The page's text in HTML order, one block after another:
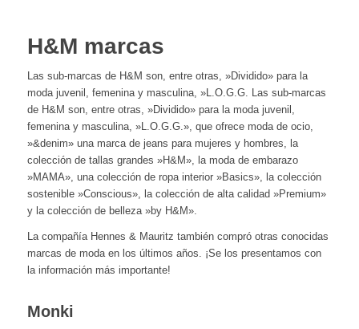
H&M marcas
Las sub-marcas de H&M son, entre otras, »Dividido» para la
moda juvenil, femenina y masculina, »L.O.G.G. Las sub-marcas
de H&M son, entre otras, »Dividido» para la moda juvenil,
femenina y masculina, »L.O.G.G.», que ofrece moda de ocio,
»&denim» una marca de jeans para mujeres y hombres, la
colección de tallas grandes »H&M», la moda de embarazo
»MAMA», una colección de ropa interior »Basics», la colección
sostenible »Conscious», la colección de alta calidad »Premium»
y la colección de belleza »by H&M».
La compañía Hennes & Mauritz también compró otras conocidas
marcas de moda en los últimos años. ¡Se los presentamos con
la información más importante!
Monki